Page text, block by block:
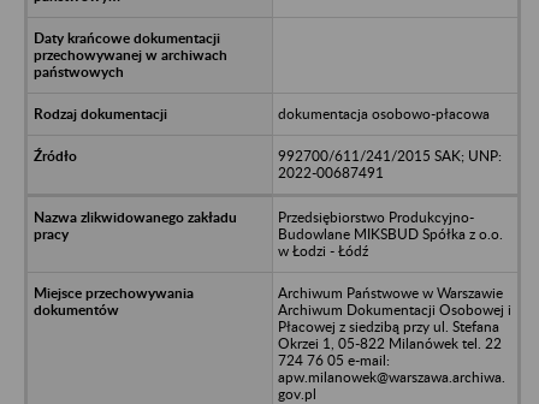
dokumentacja osobowo-płacowa
992700/611/241/2015 SAK; UNP:
2022-00687491
Przedsiębiorstwo Produkcyjno-
Budowlane MIKSBUD Spółka z o.o.
w Łodzi - Łódź
Archiwum Państwowe w Warszawie
Archiwum Dokumentacji Osobowej i
Płacowej z siedzibą przy ul. Stefana
Okrzei 1, 05-822 Milanówek tel. 22
724 76 05 e-mail:
apw.milanowek@warszawa.archiwa.
gov.pl